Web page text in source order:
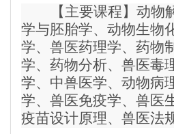
【主要课程】动物
学与胚胎学、动物生物
学、兽医药理学、药物
学、药物分析、兽医毒
学、中兽医学、动物病
学、兽医免疫学、兽医
疫苗设计原理、兽医法